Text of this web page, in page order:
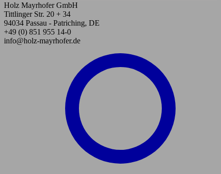
Holz Mayrhofer GmbH
Tittlinger Str. 20 + 34
94034 Passau - Patriching, DE
+49 (0) 851 955 14-0
info@holz-mayrhofer.de